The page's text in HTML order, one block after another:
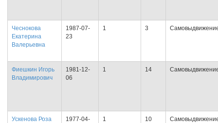
Чеснокова
Екатерина
Валерьевна
1987-07-
23
1 3
Фиешкин Игорь
Владимирович
1981-12-
06
1 14
Ускенова Роза
1977-04-
1 10